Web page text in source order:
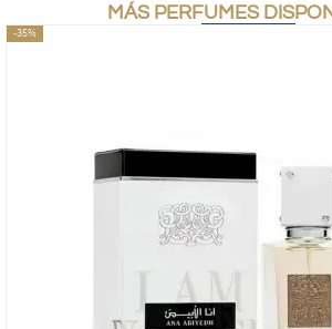
MÁS PERFUMES
-35%